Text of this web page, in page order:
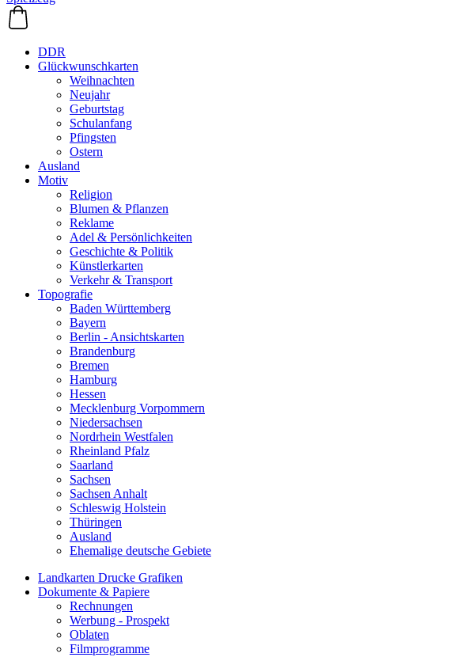
DDR
Glückwunschkarten
Weihnachten
Neujahr
Geburtstag
Schulanfang
Pfingsten
Ostern
Ausland
Motiv
Religion
Blumen & Pflanzen
Reklame
Adel & Persönlichkeiten
Geschichte & Politik
Künstlerkarten
Verkehr & Transport
Topografie
Baden Württemberg
Bayern
Berlin - Ansichtskarten
Brandenburg
Bremen
Hamburg
Hessen
Mecklenburg Vorpommern
Niedersachsen
Nordrhein Westfalen
Rheinland Pfalz
Saarland
Sachsen
Sachsen Anhalt
Schleswig Holstein
Thüringen
Ausland
Ehemalige deutsche Gebiete
Landkarten Drucke Grafiken
Dokumente & Papiere
Rechnungen
Werbung - Prospekt
Oblaten
Filmprogramme